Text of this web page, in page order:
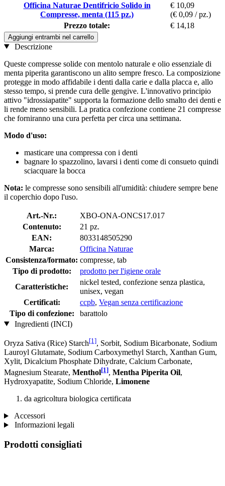
Officina Naturae Dentifricio Solido in
Compresse, menta (115 pz.)
€ 10,09
(€ 0,09 / pz.)
Prezzo totale:
€ 14,18
Aggiungi entrambi nel carrello
Descrizione
Queste compresse solide con mentolo naturale e olio essenziale di
menta piperita garantiscono un alito sempre fresco. La composizione
protegge in modo affidabile i denti dalla carie e dalla placca e, allo
stesso tempo, si prende cura delle gengive. L'innovativo principio
attivo "idrossiapatite" supporta la formazione dello smalto dei denti e
li rende meno sensibili. La pratica confezione contiene 21 compresse
che forniranno una cura perfetta per circa una settimana.
Modo d'uso:
masticare una compressa con i denti
bagnare lo spazzolino, lavarsi i denti come di consueto quindi
sciacquare la bocca
Nota: le compresse sono sensibili all'umidità: chiudere sempre bene
il coperchio dopo l'uso.
Art.-Nr.:
XBO-ONA-ONCS17.017
Contenuto:
21 pz.
EAN:
8033148505290
Marca:
Officina Naturae
Consistenza/formato: compresse, tab
Tipo di prodotto:
prodotto per l'igiene orale
Caratteristiche:
nickel tested, confezione senza plastica,
unisex, vegan
Certificati:
ccpb, Vegan senza certificazione
Tipo di confezione:
barattolo
Ingredienti (INCI)
Oryza Sativa (Rice) Starch[1], Sorbit, Sodium Bicarbonate, Sodium
Lauroyl Glutamate, Sodium Carboxymethyl Starch, Xanthan Gum,
Xylit, Dicalcium Phosphate Dihydrate, Calcium Carbonate,
Magnesium Stearate, Menthol[1], Mentha Piperita Oil,
Hydroxyapatite, Sodium Chloride, Limonene
da agricoltura biologica certificata
Accessori
Informazioni legali
Prodotti consigliati